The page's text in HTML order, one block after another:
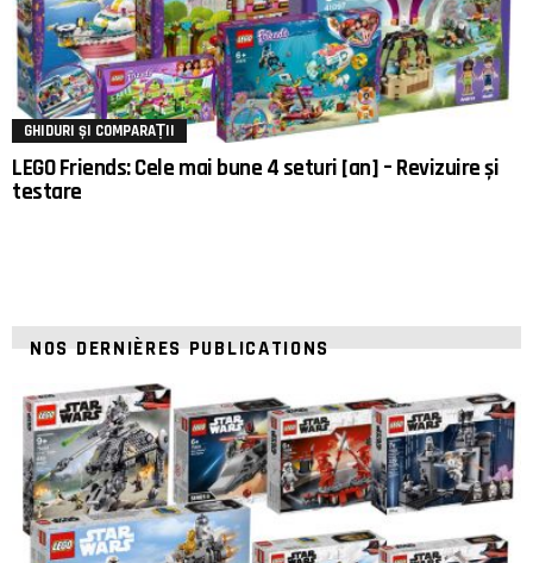
GHIDURI ȘI COMPARAȚII
LEGO Friends: Cele mai bune 4 seturi [an] – Revizuire și
testare
NOS DERNIÈRES PUBLICATIONS